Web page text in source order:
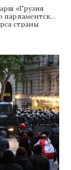
«Грузия
страны
грузинской
поддержали
и главные